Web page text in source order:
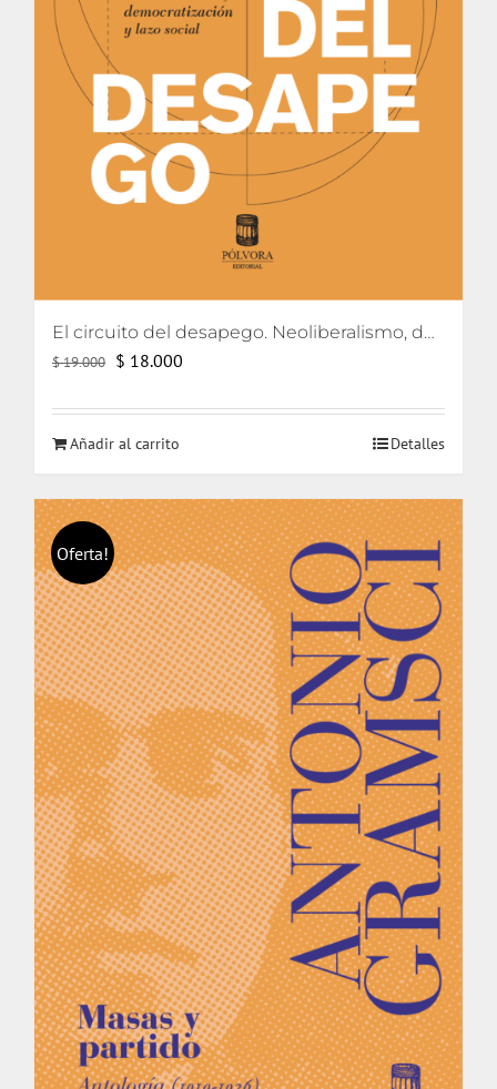
El circuito del desapego. Neoliberalismo, democratización y lazo social
$19.000 El
original
era:
$ 18.000
actual
Añadir al carrito Detalles
Oferta!